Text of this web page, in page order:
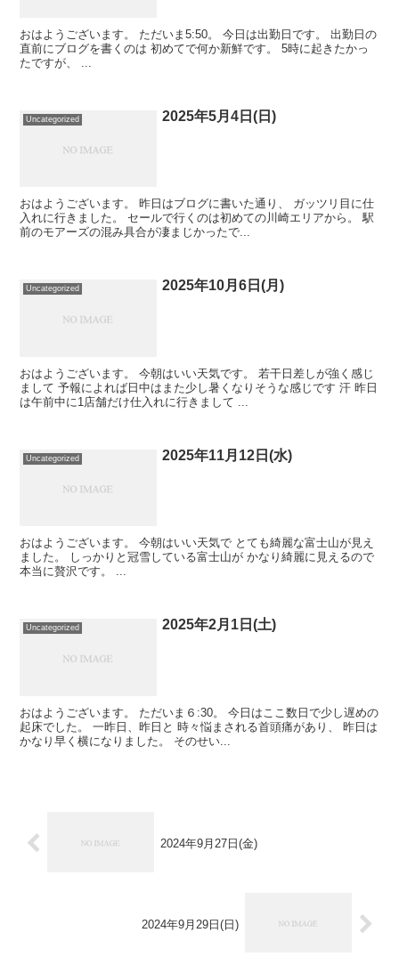
おはようございます。 ただいま5:50。 今日は出勤日です。 出勤日の
直前にブログを書くのは 初めてで何か新鮮です。 5時に起きたかっ
たですが、 ...
Uncategorized 2025年5月4日(日)
おはようございます。 昨日はブログに書いた通り、 ガッツリ目に仕
入れに行きました。 セールで行くのは初めての川崎エリアから。 駅
前のモアーズの混み具合が凄まじかったで...
Uncategorized 2025年10月6日(月)
おはようございます。 今朝はいい天気です。 若干日差しが強く感じ
まして 予報によれば日中はまた少し暑くなりそうな感じです 汗 昨日
は午前中に1店舗だけ仕入れに行きまして ...
Uncategorized 2025年11月12日(水)
おはようございます。 今朝はいい天気で とても綺麗な富士山が見え
ました。 しっかりと冠雪している富士山が かなり綺麗に見えるので
本当に贅沢です。 ...
Uncategorized 2025年2月1日(土)
おはようございます。 ただいま６:30。 今日はここ数日で少し遅めの
起床でした。 一昨日、昨日と 時々悩まされる首頭痛があり、 昨日は
かなり早く横になりました。 そのせい...
2024年9月27日(金)
2024年9月29日(日)